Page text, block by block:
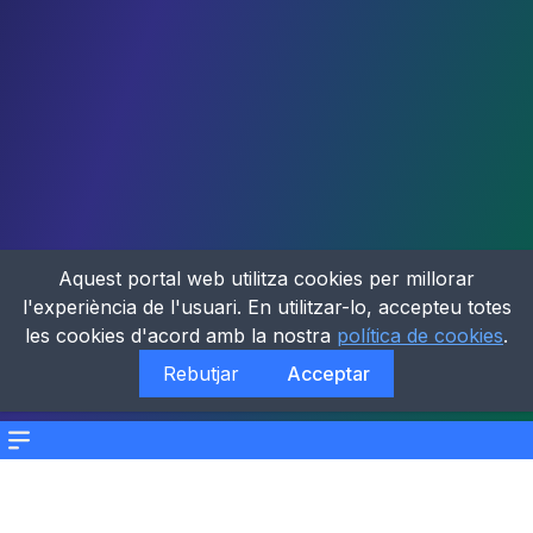
Menu
Aquest portal web utilitza cookies per millorar
l'experiència de l'usuari. En utilitzar-lo, accepteu totes
les cookies d'acord amb la nostra política de cookies.
Rebutjar
Acceptar